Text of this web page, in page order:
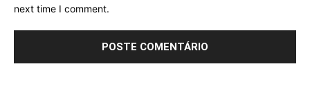
next time I comment.